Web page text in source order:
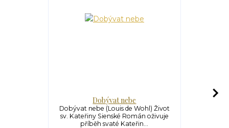
Dobývat nebe
Dobývat nebe (Louis de Wohl) Život
sv. Kateřiny Sienské Román oživuje
příběh svaté Kateřin...